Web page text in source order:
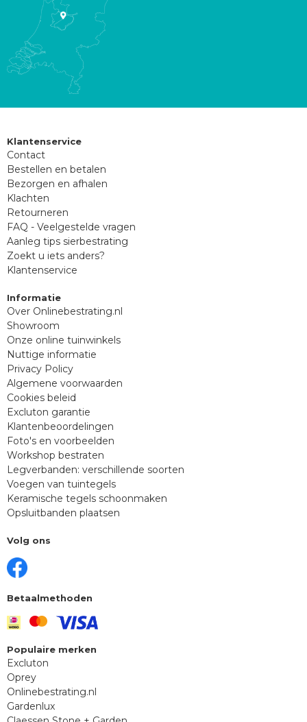
Klantenservice
Contact
Bestellen en betalen
Bezorgen en afhalen
Klachten
Retourneren
FAQ - Veelgestelde vragen
Aanleg tips sierbestrating
Zoekt u iets anders?
Klantenservice
Informatie
Over Onlinebestrating.nl
Showroom
Onze online tuinwinkels
Nuttige informatie
Privacy Policy
Algemene voorwaarden
Cookies beleid
Excluton garantie
Klantenbeoordelingen
Foto's en voorbeelden
Workshop bestraten
Legverbanden: verschillende soorten
Voegen van tuintegels
Keramische tegels schoonmaken
Opsluitbanden plaatsen
Volg ons
Betaalmethoden
Populaire merken
Excluton
Oprey
Onlinebestrating.nl
Gardenlux